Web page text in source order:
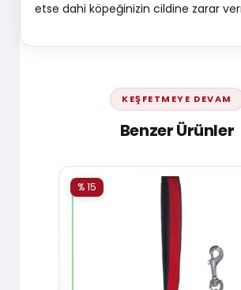
etse dahi köpeğinizin cildine zarar
KEŞFETMEYE DEVAM
Benzer Ürünler
% 15